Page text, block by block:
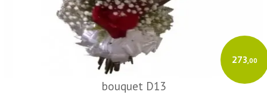
273,00
bouquet D13